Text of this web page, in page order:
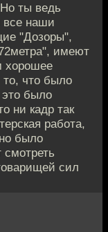
ты ведь
все наши
"Дозоры",
имеют
хорошее
что было
было
ни кадр так
работа,
было
сил